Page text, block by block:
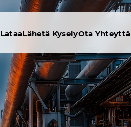
LataaLähetä KyselyOta Yhteyttä